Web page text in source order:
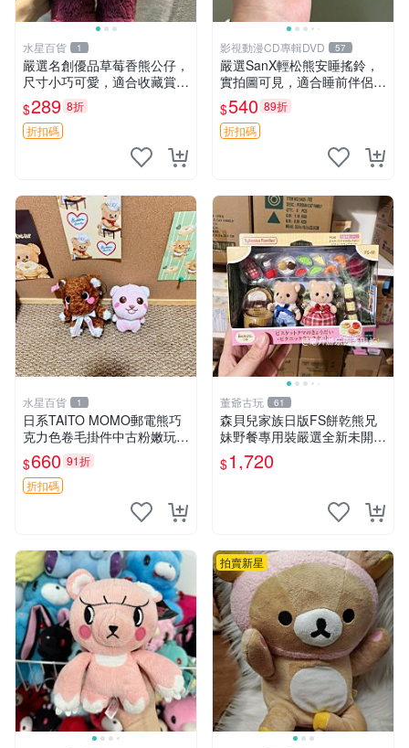
水星百貨 1
嚴選名創優品草莓香熊公仔，
尺寸小巧可愛，適合收藏賞玩
30cm 玩具 公仔 草莓熊
$289 8折
折扣碼
影視動漫CD專輯DVD 57
嚴選SanX輕松熊安睡搖鈴，
實拍圖可見，適合睡前伴侶，
Picks安撫好物 0325 懸吊 電
腦
$540 89折
折扣碼
水星百貨 1
日系TAITO MOMO郵電熊巧
克力色卷毛掛件中古粉嫩玩偶
微瑕推薦 postpet momo 郵
電熊 中古玩偶
$660 91折
折扣碼
董爺古玩 61
森貝兒家族日版FS餅乾熊兄
妹野餐專用裝嚴選全新未開
封，包含兩組大童款紙盒裝，
適合收藏與分享。 餅乾熊兄
$1,720
拍賣新星